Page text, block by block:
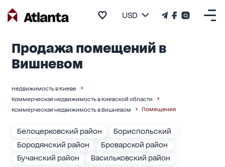
USD
Продажа помещений в
Вишневом
Недвижимость в Киеве
Коммерческая недвижимость в Киевской области
Коммерческая недвижимость в Вишневом
Помещения
Белоцерковский район
Бориспольский
Бородянский район
Броварской район
Бучанский район
Васильковский район